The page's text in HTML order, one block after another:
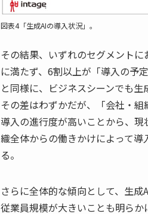
図表4「生成AIの導入状況」。
その結果、いずれのセグメント
に満たず、6割以上が「導入の予
と同様に、ビジネスシーンでも生
その差はわずかだが、「会社・
導入の進行度が高いことから、
織全体からの働きかけによって
る。
さらに全体的な傾向として、生
従業員規模が大きいことも明ら